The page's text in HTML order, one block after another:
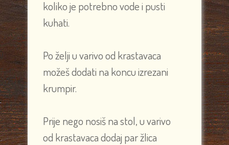
koliko je potrebno vode i pusti
kuhati.
Po želji u varivo od krastavaca
možeš dodati na koncu izrezani
krumpir.
Prije nego nosiš na stol, u varivo
od krastavaca dodaj par žlica